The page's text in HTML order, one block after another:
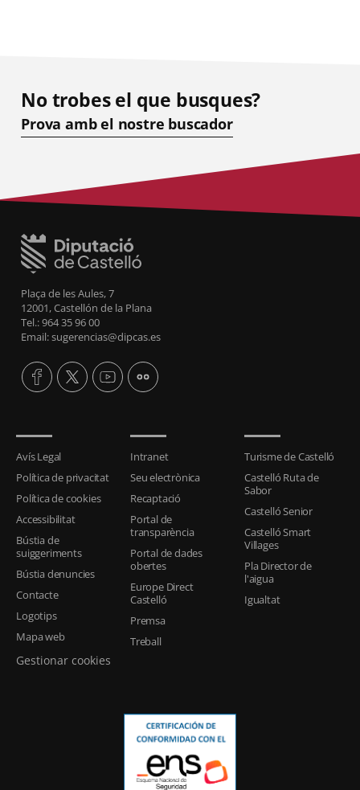
No trobes el que busques?
Prova amb el nostre buscador
Plaça de les Aules, 7
12001, Castellón de la Plana
Tel.: 964 35 96 00
Email: sugerencias@dipcas.es
Avís Legal
Política de privacitat
Política de cookies
Accessibilitat
Bústia de
suiggeriments
Bústia denuncies
Contacte
Logotips
Mapa web
Gestionar cookies
Intranet
Seu electrònica
Recaptació
Portal de
transparència
Portal de dades
obertes
Europe Direct
Castelló
Premsa
Treball
Turisme de Castelló
Castelló Ruta de
Sabor
Castelló Senior
Castelló Smart
Villages
Pla Director de
l'aigua
Igualtat